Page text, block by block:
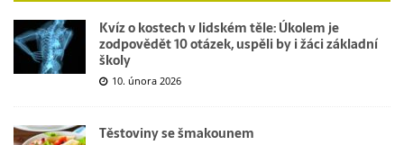
Kvíz o kostech v lidském těle: Úkolem je
zodpovědět 10 otázek, uspěli by i žáci základní
školy
10. února 2026
Těstoviny se šmakounem